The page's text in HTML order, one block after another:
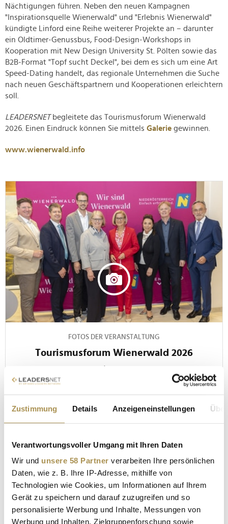
Zustimmung Details Anzeigeneinstellungen
Verantwortungsvoller Umgang mit Ihren Daten
Wir und unsere 58 Partner verarbeiten Ihre persönlichen
Daten, wie z. B. Ihre IP-Adresse, mithilfe von
Technologien wie Cookies, um Informationen auf Ihrem
Gerät zu speichern und darauf zuzugreifen und so
personalisierte Werbung und Inhalte, Messungen von
Werbung und Inhalten, Zielgruppenforschung sowie
Nächtigungen führen. Neben den neuen Kampagnen
"Inspirationsquelle Wienerwald" und "Erlebnis Wienerwald"
kündigte Linford eine Reihe weiterer Projekte an – darunter
ein Oldtimer-Genussbus, Food-Design-Workshops in
Kooperation mit New Design University St. Pölten sowie das
B2B-Format "Topf sucht Deckel", bei dem es sich um eine Art
Speed-Dating handelt, das regionale Unternehmen die Suche
nach neuen Geschäftspartnern und Kooperationen erleichtern
soll.
LEADERSNETbegleitete das Tourismusforum Wienerwald
2026. Einen Eindruck können Sie mittels Galerie gewinnen.
www.wienerwald.info
FOTOS DER VERANSTALTUNG
Tourismusforum Wienerwald 2026
TOURISMUSFORUM WIENERWALD 2026
NIEDERÖSTERREICH